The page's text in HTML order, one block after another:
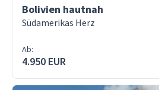
Bolivien hautnah
Südamerikas Herz
Ab:
4.950 EUR